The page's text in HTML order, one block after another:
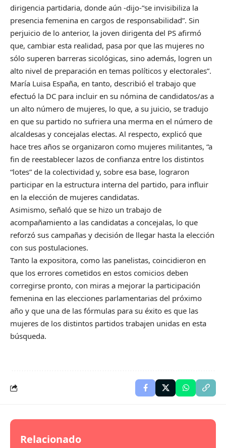
dirigencia partidaria, donde aún -dijo-“se invisibiliza la
presencia femenina en cargos de responsabilidad”. Sin
perjuicio de lo anterior, la joven dirigenta del PS afirmó
que, cambiar esta realidad, pasa por que las mujeres no
sólo superen barreras sicológicas, sino además, logren un
alto nivel de preparación en temas políticos y electorales”.
María Luisa España, en tanto, describió el trabajo que
efectuó la DC para incluir en su nómina de candidatos/as a
un alto número de mujeres, lo que, a su juicio, se tradujo
en que su partido no sufriera una merma en el número de
alcaldesas y concejalas electas. Al respecto, explicó que
hace tres años se organizaron como mujeres militantes, “a
fin de reestablecer lazos de confianza entre los distintos
“lotes” de la colectividad y, sobre esa base, lograron
participar en la estructura interna del partido, para influir
en la elección de mujeres candidatas.
Asimismo, señaló que se hizo un trabajo de
acompañamiento a las candidatas a concejalas, lo que
reforzó sus campañas y decisión de llegar hasta la elección
con sus postulaciones.
Tanto la expositora, como las panelistas, coincidieron en
que los errores cometidos en estos comicios deben
corregirse pronto, con miras a mejorar la participación
femenina en las elecciones parlamentarias del próximo
año y que una de las fórmulas para su éxito es que las
mujeres de los distintos partidos trabajen unidas en esta
búsqueda.
Relacionado